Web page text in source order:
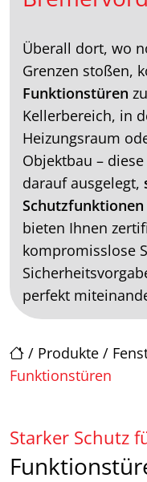
/ Produkte /
Funktionstüren
Überall dort, wo
Grenzen stoßen,
Funktionstüren
Kellerbereich, in
Heizungsraum
Objektbau –
darauf ausgelegt,
Schutzfunktionen
bieten Ihnen
kompromisslose
perfekt
Starker Schutz